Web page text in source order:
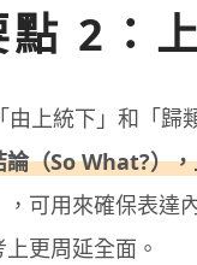
2：
上統下」和「
（So What?）
，可用來確保表達
更周延全面。